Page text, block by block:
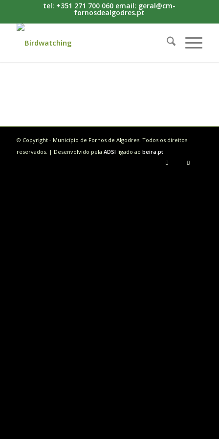
tel: +351 271 700 060 email: geral@cm-
fornosdealgodres.pt
© Copyright - Município de Fornos de Algodres. Todos os direitos
reservados. | Desenvolvido pela ADSI ligado ao beira.pt